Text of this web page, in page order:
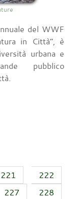
del WWF
in Città”, è
urbana e
pubblico
221
222
227
228